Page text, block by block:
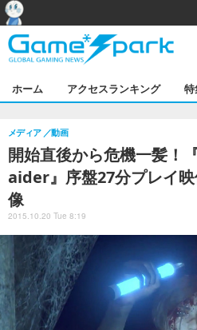
ホーム アクセスランキング 特
開始直後から危機一髪！
aider』序盤27分プレイ
像
メディア 動画
2015.10.20 Tue 8:19